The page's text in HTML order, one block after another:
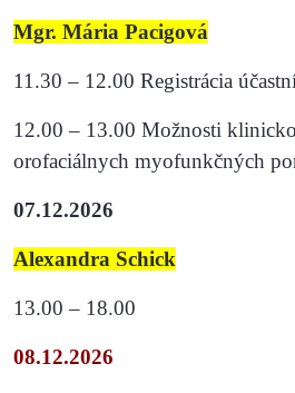
Mgr. Mária Pacigová
11.30 – 12.00 Registrácia
12.00 – 13.00 Možnosti
orofaciálnych myofunkčných
07.12.2026
Alexandra Schick
13.00 – 18.00
08.12.2026